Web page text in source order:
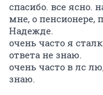
спасибо. все ясно.
мне, о пенсионере,
Надежде.
очень часто я
ответа не знаю.
очень часто в лс
знаю.